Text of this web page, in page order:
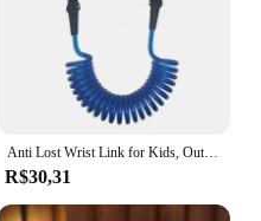
Anti Lost Wrist Link for Kids, Outdoor Walking, Travel Hand Belt Band, Toddler Leash, Safety Strap Rope, Child Wristband, Walking
R$30,31